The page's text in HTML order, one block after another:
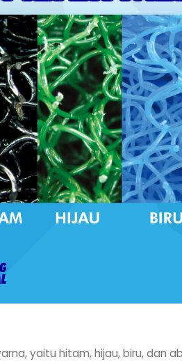
yaitu hitam, hijau, biru, dan